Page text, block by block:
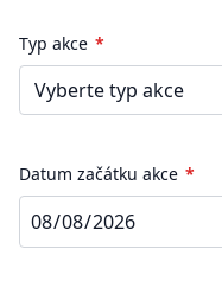
Typ akce
Datum začátku akce